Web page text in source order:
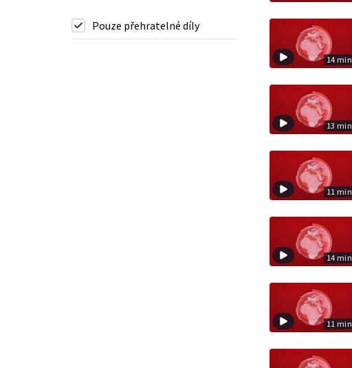
Pouze přehratelné díly
14 min
13 min
11 min
14 min
11 min